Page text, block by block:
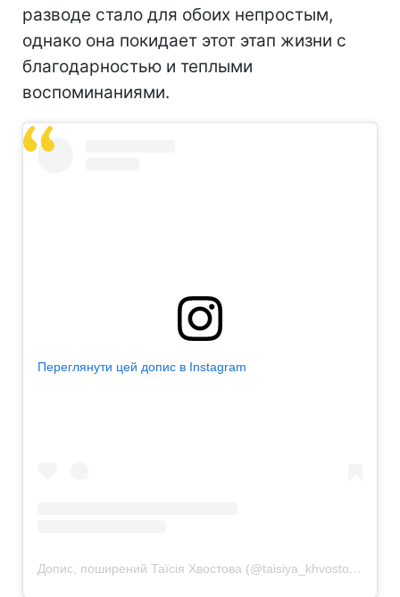
разводе стало для обоих непростым,
однако она покидает этот этап жизни с
благодарностью и теплыми
воспоминаниями.
Переглянути цей допис в Instagram
Допис, поширений Таїсія Хвостова (@taisiya_khvostova)